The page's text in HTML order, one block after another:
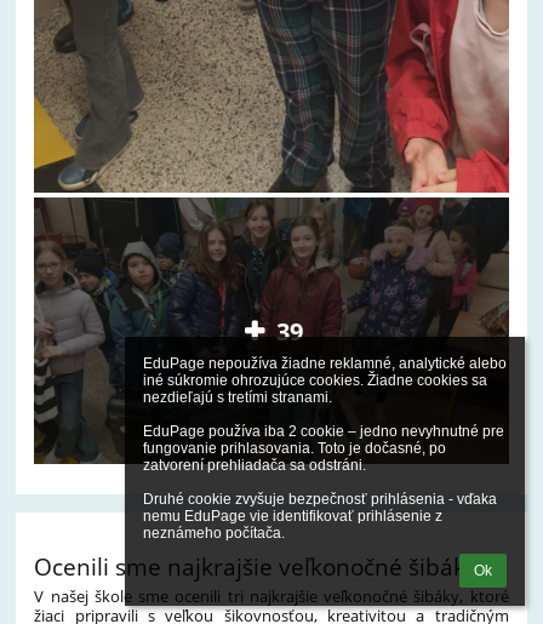
EduPage nepoužíva žiadne reklamné, analytické alebo
iné súkromie ohrozujúce cookies. Žiadne cookies sa
nezdieľajú s tretími stranami.
EduPage používa iba 2 cookie – jedno nevyhnutné pre
fungovanie prihlasovania. Toto je dočasné, po
zatvorení prehliadača sa odstráni.
Druhé cookie zvyšuje bezpečnosť prihlásenia - vďaka
nemu EduPage vie identifikovať prihlásenie z
neznámeho počítača.
Ok
39
Ocenili sme najkrajšie veľkonočné šibáky🌿
V našej škole sme ocenili tri najkrajšie veľkonočné šibáky, ktoré
žiaci pripravili s veľkou šikovnosťou, kreativitou a tradičným